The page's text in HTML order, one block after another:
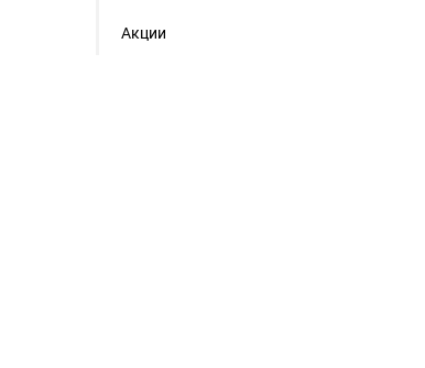
Акции